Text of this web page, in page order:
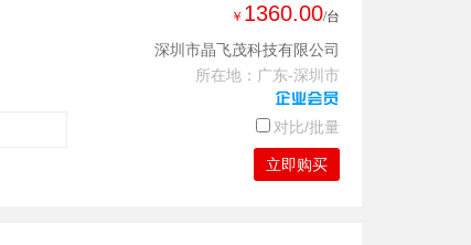
￥ 1360.00/台
深圳市晶飞茂科技有限公司
所在地：广东-深圳市
对比/批量
立即购买